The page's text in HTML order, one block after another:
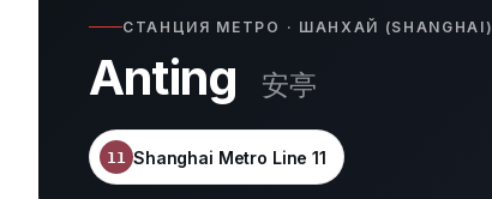
СТАНЦИЯ МЕТРО · ШАНХАЙ (SHANGHAI)
Anting 安亭
11 Shanghai Metro Line 11